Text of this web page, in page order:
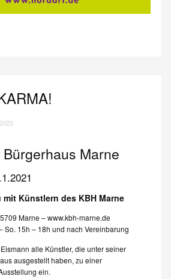
Marne
mit Künstlern des KBH Marne
Marne – www.kbh-marne.de
So. 15h – 18h und nach Vereinbarung
alle Künstler, die unter seiner
ausgestellt haben, zu einer
ein.